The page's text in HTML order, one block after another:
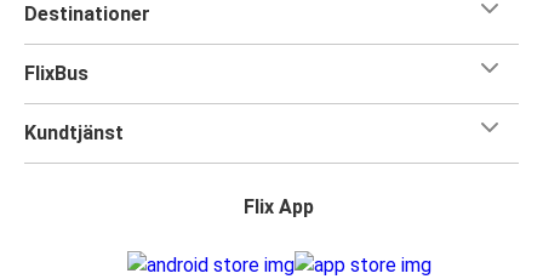
Destinationer
FlixBus
Kundtjänst
Flix App